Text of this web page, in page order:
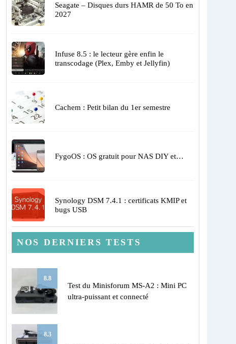
Seagate – Disques durs HAMR de 50 To en
2027
Infuse 8.5 : le lecteur gère enfin le
transcodage (Plex, Emby et Jellyfin)
Cachem : Petit bilan du 1er semestre
FygoOS : OS gratuit pour NAS DIY et…
Synology DSM 7.4.1 : certificats KMIP et
bugs USB
NOS DERNIERS TESTS
8.8
Test du Minisforum MS-A2 : Mini PC
ultra-puissant et connecté
8.3